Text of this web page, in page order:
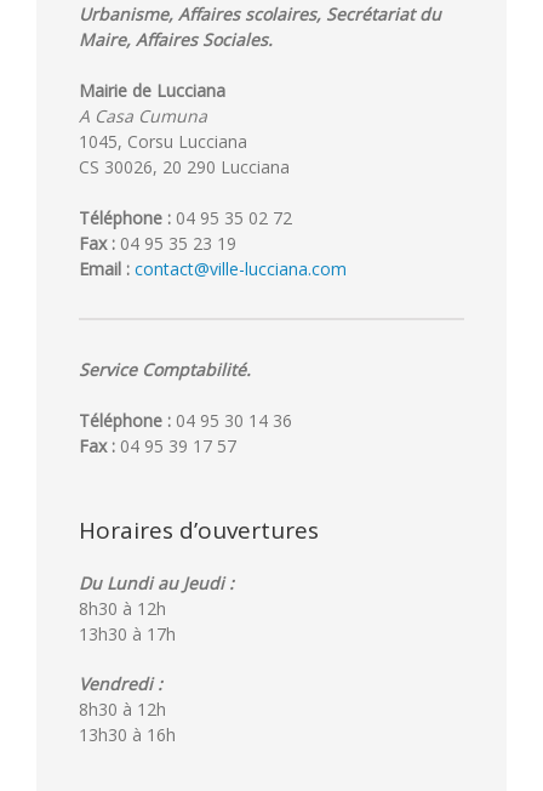
Urbanisme, Affaires scolaires, Secrétariat du
Maire, Affaires Sociales.
Mairie de Lucciana
A Casa Cumuna
1045, Corsu Lucciana
CS 30026, 20 290 Lucciana
Téléphone : 04 95 35 02 72
Fax : 04 95 35 23 19
Email : contact@ville-lucciana.com
Service Comptabilité.
Téléphone : 04 95 30 14 36
Fax : 04 95 39 17 57
Horaires d’ouvertures
Du Lundi au Jeudi :
8h30 à 12h
13h30 à 17h
Vendredi :
8h30 à 12h
13h30 à 16h